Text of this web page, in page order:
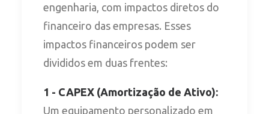
engenharia, com impactos diretos do
financeiro das empresas. Esses
impactos financeiros podem ser
divididos em duas frentes:
1 - CAPEX (Amortização de Ativo):
Um equipamento personalizado em